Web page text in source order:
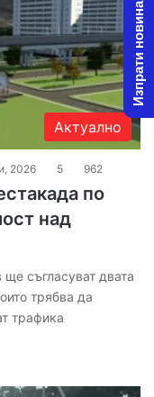
Актуално
2026 5 962
по
над
съгласуват двата
трябва да
трафика
Изпрати новина